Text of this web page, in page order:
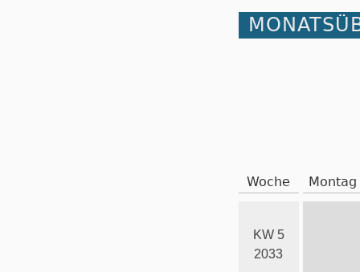
Woche Montag
KW 5
2033